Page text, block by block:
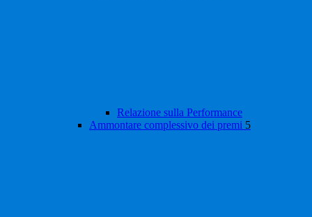
Relazione sulla Performance
Ammontare complessivo dei premi 5